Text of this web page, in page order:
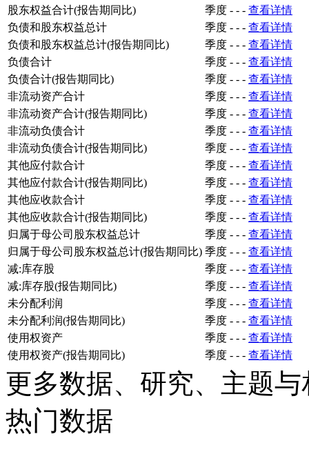
股东权益合计(报告期同比)
季度 - - - 查看详情
负债和股东权益总计
季度 - - - 查看详情
负债和股东权益总计(报告期同比)
季度 - - - 查看详情
负债合计
季度 - - - 查看详情
负债合计(报告期同比)
季度 - - - 查看详情
非流动资产合计
季度 - - - 查看详情
非流动资产合计(报告期同比)
季度 - - - 查看详情
非流动负债合计
季度 - - - 查看详情
非流动负债合计(报告期同比)
季度 - - - 查看详情
其他应付款合计
季度 - - - 查看详情
其他应付款合计(报告期同比)
季度 - - - 查看详情
其他应收款合计
季度 - - - 查看详情
其他应收款合计(报告期同比)
季度 - - - 查看详情
归属于母公司股东权益总计
季度 - - - 查看详情
归属于母公司股东权益总计(报告期同比) 季度 - - - 查看详情
减:库存股
季度 - - - 查看详情
减:库存股(报告期同比)
季度 - - - 查看详情
未分配利润
季度 - - - 查看详情
未分配利润(报告期同比)
季度 - - - 查看详情
使用权资产
季度 - - - 查看详情
使用权资产(报告期同比)
季度 - - - 查看详情
更多数据、研究、主题
热门数据